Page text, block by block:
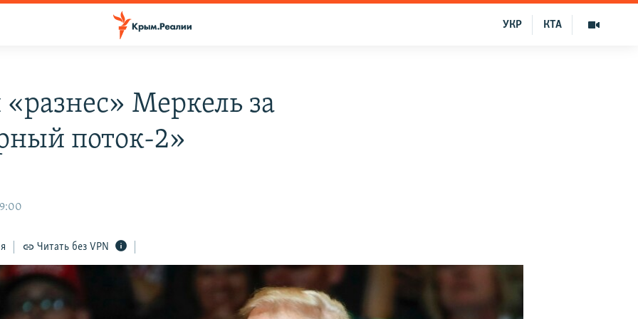
КТА
УКР
Меркель за
поток-2»
Читать без VPN